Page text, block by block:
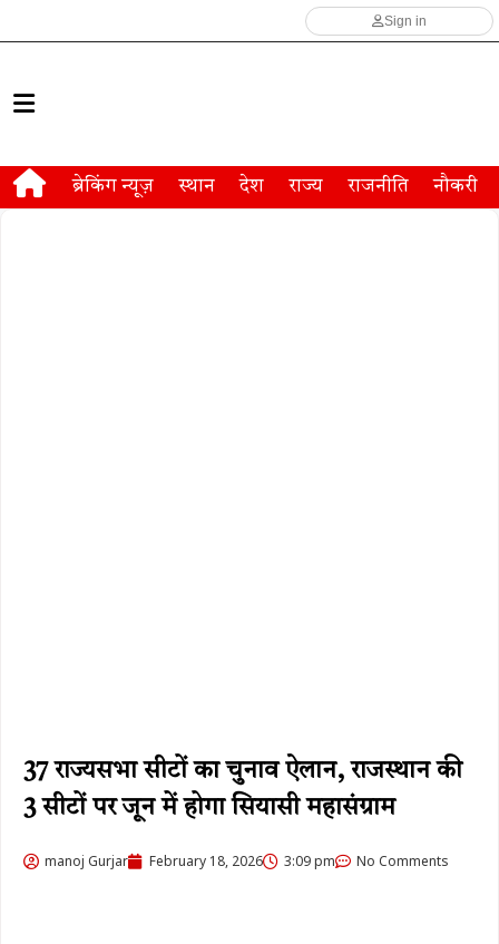
Sign in
ब्रेकिंग न्यूज़ स्थान देश राज्य राजनीति नौकरी
37 राज्यसभा सीटों का चुनाव ऐलान, राजस्थान की
3 सीटों पर जून में होगा सियासी महासंग्राम
manoj Gurjar February 18, 2026 3:09 pm No Comments